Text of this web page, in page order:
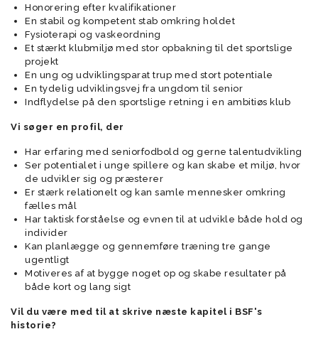
Honorering efter kvalifikationer
En stabil og kompetent stab omkring holdet
Fysioterapi og vaskeordning
Et stærkt klubmiljø med stor opbakning til det sportslige
projekt
En ung og udviklingsparat trup med stort potentiale
En tydelig udviklingsvej fra ungdom til senior
Indflydelse på den sportslige retning i en ambitiøs klub
Vi søger en profil, der
Har erfaring med seniorfodbold og gerne talentudvikling
Ser potentialet i unge spillere og kan skabe et miljø, hvor
de udvikler sig og præsterer
Er stærk relationelt og kan samle mennesker omkring
fælles mål
Har taktisk forståelse og evnen til at udvikle både hold og
individer
Kan planlægge og gennemføre træning tre gange
ugentligt
Motiveres af at bygge noget op og skabe resultater på
både kort og lang sigt
Vil du være med til at skrive næste kapitel i BSF's
historie?